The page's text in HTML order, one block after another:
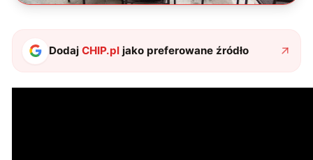
DodajCHIP.pl jako preferowane źródło